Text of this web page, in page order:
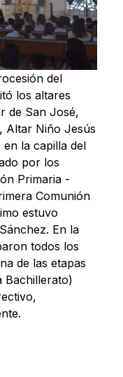
del
los altares
de San José,
Altar Niño Jesús
la capilla del
por los
Primaria -
Comunión
estuvo
En la
todos los
de las etapas
Bachillerato)